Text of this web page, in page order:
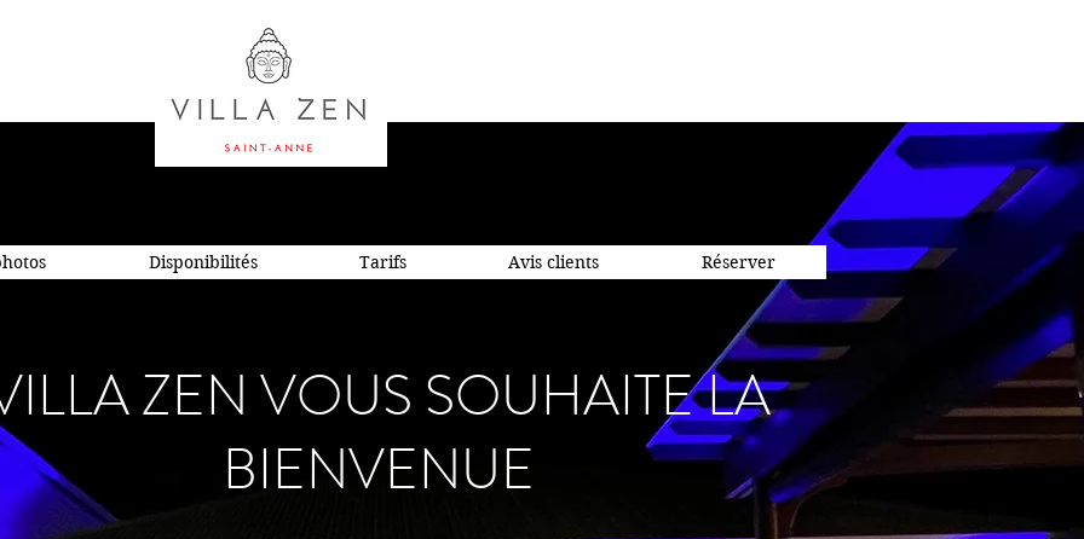
Disponibilités Tarifs Avis clients Réserver
ZEN VOUS SOUHAITE LA
BIENVENUE